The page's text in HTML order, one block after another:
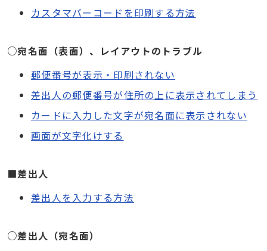
カスタマバーコードを印刷する方法
○宛名面（表面）、レイアウトのトラブル
郵便番号が表示・印刷されない
差出人の郵便番号が住所の上に表示されてしまう
カードに入力した文字が宛名面に表示されない
画面が文字化けする
■差出人
差出人を入力する方法
○差出人（宛名面）